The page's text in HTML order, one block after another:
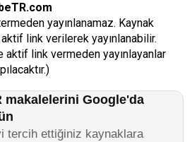
yayınlanamaz. Kaynak
link verilerek yayınlanabilir.
aktif link vermeden yayınlayanlar
makalelerini Google'da
tercih ettiğiniz kaynaklara